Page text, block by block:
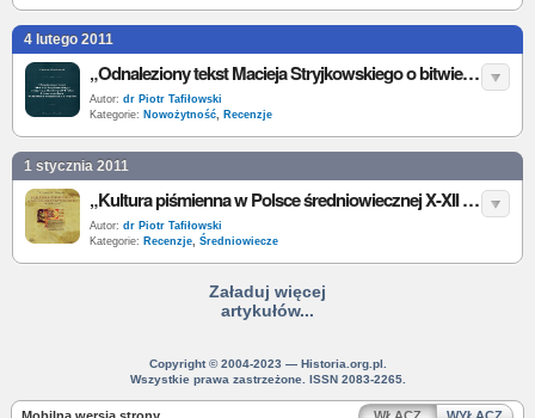
4 lutego 2011
„Odnaleziony tekst Macieja Stryjkowskiego o bitwie z Moskwą 1564 roku”… - Z. Wojtkowiak - recenzja
Autor: dr Piotr Tafiłowski
Kategorie: Nowożytność, Recenzje
1 stycznia 2011
„Kultura piśmienna w Polsce średniowiecznej X-XII wiek” - C.K. Święcki - recenzja
Autor: dr Piotr Tafiłowski
Kategorie: Recenzje, Średniowiecze
Załaduj więcej
artykułów...
Copyright © 2004-2023 — Historia.org.pl.
Wszystkie prawa zastrzeżone. ISSN 2083-2265.